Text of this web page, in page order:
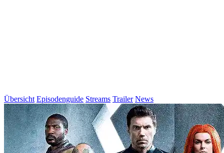
Übersicht Episodenguide Streams Trailer News